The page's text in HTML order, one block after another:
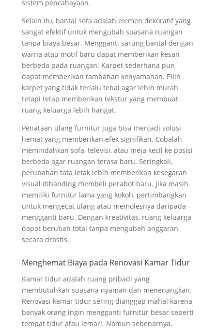
sistem pencahayaan.
Selain itu, bantal sofa adalah elemen dekoratif yang
sangat efektif untuk mengubah suasana ruangan
tanpa biaya besar. Mengganti sarung bantal dengan
warna atau motif baru dapat memberikan kesan
berbeda pada ruangan. Karpet sederhana pun
dapat memberikan tambahan kenyamanan. Pilih
karpet yang tidak terlalu tebal agar lebih murah
tetapi tetap memberikan tekstur yang membuat
ruang keluarga lebih hangat.
Penataan ulang furnitur juga bisa menjadi solusi
hemat yang memberikan efek signifikan. Cobalah
memindahkan sofa, televisi, atau meja kecil ke posisi
berbeda agar ruangan terasa baru. Seringkali,
perubahan tata letak lebih memberikan kesegaran
visual dibanding membeli perabot baru. Jika masih
memiliki furnitur lama yang kokoh, pertimbangkan
untuk mengecat ulang atau memolesnya daripada
mengganti baru. Dengan kreativitas, ruang keluarga
dapat berubah total tanpa mengubah anggaran
secara drastis.
Menghemat Biaya pada Renovasi Kamar Tidur
Kamar tidur adalah ruang pribadi yang
membutuhkan suasana nyaman dan menenangkan.
Renovasi kamar tidur sering dianggap mahal karena
banyak orang ingin mengganti furnitur besar seperti
tempat tidur atau lemari. Namun sebenarnya,